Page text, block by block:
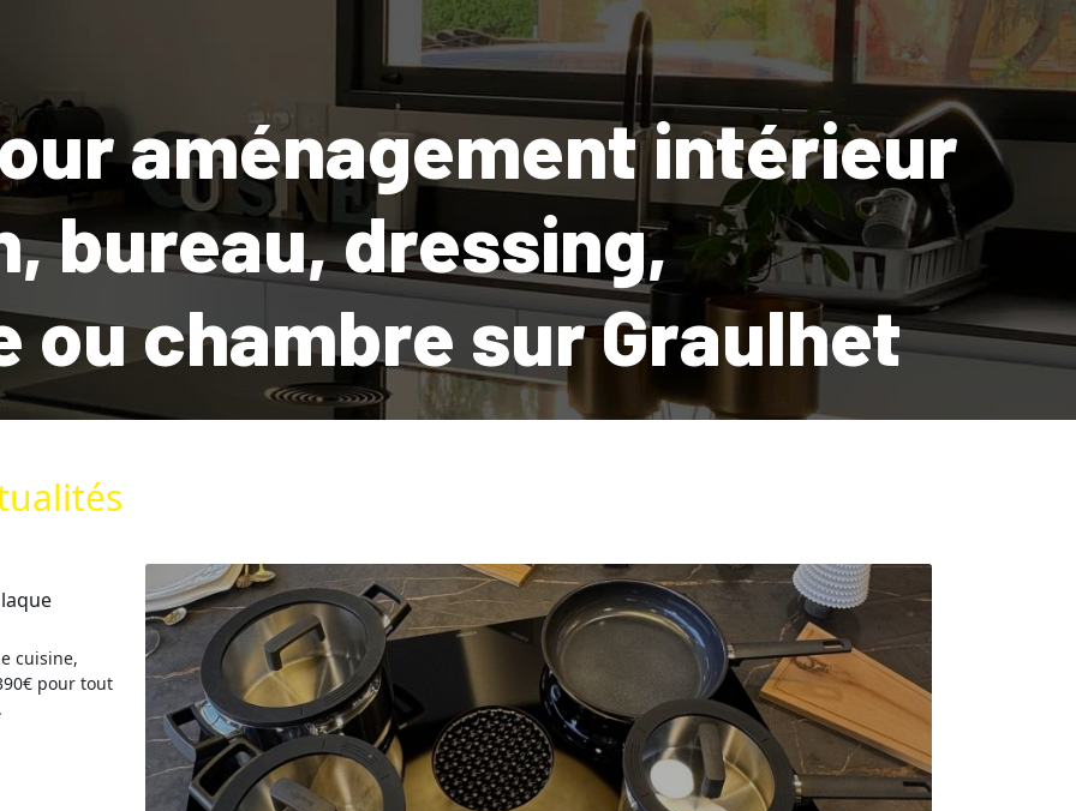
aménagement intérieur
bureau, dressing,
ou chambre sur Graulhet
cuisine,
pour tout